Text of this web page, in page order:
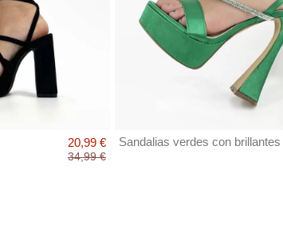
20,99 €
34,99 €
Sandalias verdes con brillantes